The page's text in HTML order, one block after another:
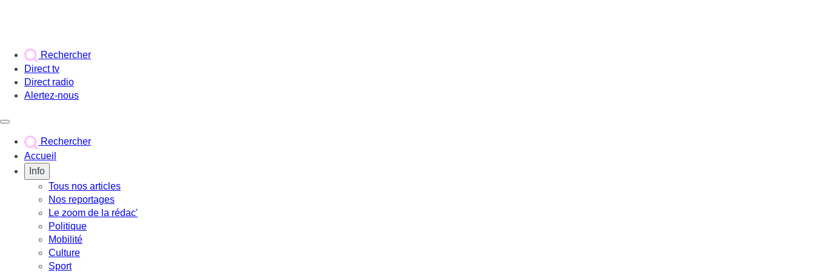
Rechercher
Direct tv
Direct radio
Alertez-nous
Rechercher
Accueil
Info
Tous nos articles
Nos reportages
Le zoom de la rédac'
Politique
Mobilité
Culture
Sport